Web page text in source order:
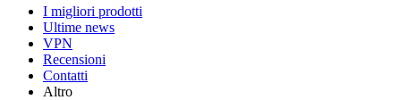
I migliori prodotti
Ultime news
VPN
Recensioni
Contatti
Altro